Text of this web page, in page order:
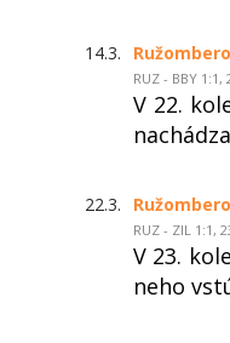
14.3.
RUZ - BBY
V 22.
22.3.
RUZ - ZIL 1:1,
V 23.
neho